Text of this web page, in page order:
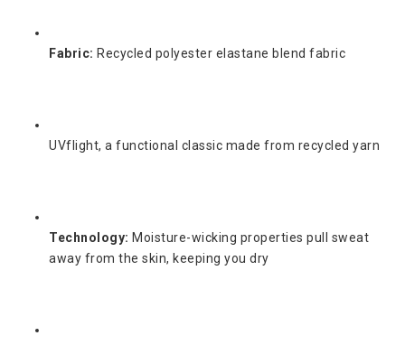
Fabric: Recycled polyester elastane blend fabric
UVflight, a functional classic made from recycled yarn
Technology: Moisture-wicking properties pull sweat
away from the skin, keeping you dry